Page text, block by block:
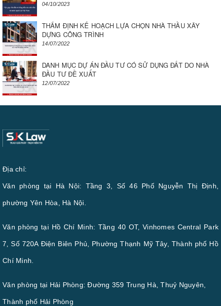
04/10/2023
THẨM ĐỊNH KẾ HOẠCH LỰA CHỌN NHÀ THẦU XÂY
DỰNG CÔNG TRÌNH
14/07/2022
DANH MỤC DỰ ÁN ĐẦU TƯ CÓ SỬ DỤNG ĐẤT DO NHÀ
ĐẦU TƯ ĐỀ XUẤT
12/07/2022
Địa chỉ:
Văn phòng tại Hà Nội: Tầng 3, Số 46 Phố Nguyễn Thị Định,
phường Yên Hòa, Hà Nội.
Văn phòng tại Hồ Chí Minh: Tầng 40 OT, Vinhomes Central Park
7, Số 720A Điện Biên Phủ, Phường Thạnh Mỹ Tây, Thành phố Hồ
Chí Minh.
Văn phòng tại Hải Phòng: Đường 359 Trung Hà, Thuỷ Nguyên,
Thành phố Hải Phòng